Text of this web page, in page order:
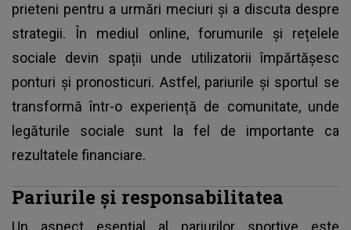
prieteni pentru a urmări meciuri și a discuta despre
strategii. În mediul online, forumurile și rețelele
sociale devin spații unde utilizatorii împărtășesc
ponturi și pronosticuri. Astfel, pariurile și sportul se
transformă într-o experiență de comunitate, unde
legăturile sociale sunt la fel de importante ca
rezultatele financiare.
Pariurile și responsabilitatea
Un aspect esențial al pariurilor sportive este